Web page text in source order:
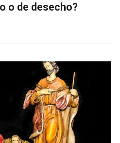
o de desecho?